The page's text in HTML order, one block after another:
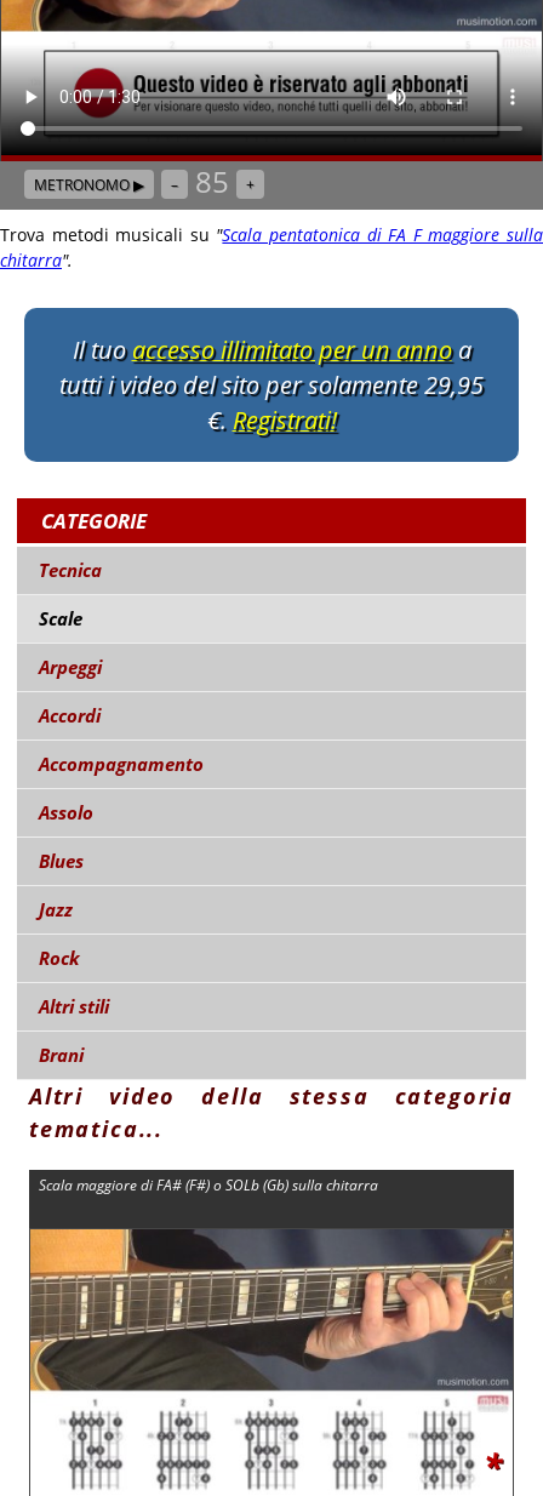
METRONOMO ▶ – 85 +
Trova metodi musicali su "Scala pentatonica di FA F maggiore sulla
chitarra".
Il tuoaccesso illimitato per un annoa
tutti i video del sito per solamente 29,95
€. Registrati!
CATEGORIE
Tecnica
Scale
Arpeggi
Accordi
Accompagnamento
Assolo
Blues
Jazz
Rock
Altri stili
Brani
Altri video della stessa categoria
tematica...
Scala maggiore di FA# (F#) o SOLb (Gb) sulla chitarra
*